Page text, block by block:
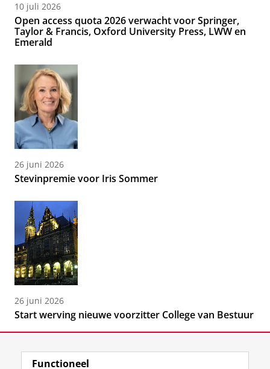
10 juli 2026
Open access quota 2026 verwacht voor Springer,
Taylor & Francis, Oxford University Press, LWW en
Emerald
26 juni 2026
Stevinpremie voor Iris Sommer
26 juni 2026
Start werving nieuwe voorzitter College van Bestuur
Functioneel